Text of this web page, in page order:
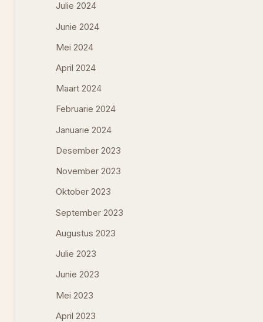
Julie 2024
Junie 2024
Mei 2024
April 2024
Maart 2024
Februarie 2024
Januarie 2024
Desember 2023
November 2023
Oktober 2023
September 2023
Augustus 2023
Julie 2023
Junie 2023
Mei 2023
April 2023